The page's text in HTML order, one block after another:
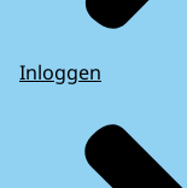
Inloggen